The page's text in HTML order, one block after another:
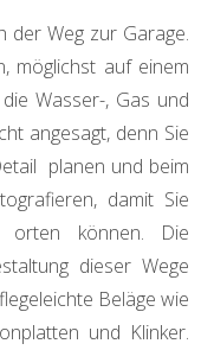
der Weg zur Garage.
möglichst auf einem
Wasser-, Gas und
angesagt, denn Sie
planen und beim
damit Sie
orten können. Die
dieser Wege
Beläge wie
und Klinker.